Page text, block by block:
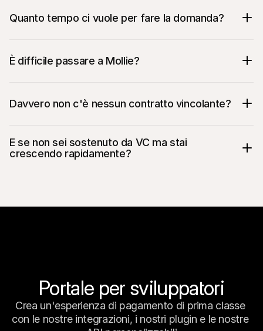
Quanto tempo ci vuole per fare la domanda?
È difficile passare a Mollie?
Davvero non c'è nessun contratto vincolante?
E se non sei sostenuto da VC ma stai
crescendo rapidamente?
Portale per sviluppatori
Crea un'esperienza di pagamento di prima classe
con le nostre integrazioni, i nostri plugin e le nostre